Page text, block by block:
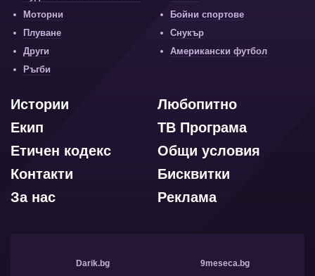
Моторни
Бойни спортове
Плуване
Снукър
Други
Американски футбол
Ръгби
Любопитно
Истории
ТВ Програма
Екип
Общи условия
Етичен кодекс
Бисквитки
Контакти
Реклама
За нас
Darik.bg 9meseca.bg